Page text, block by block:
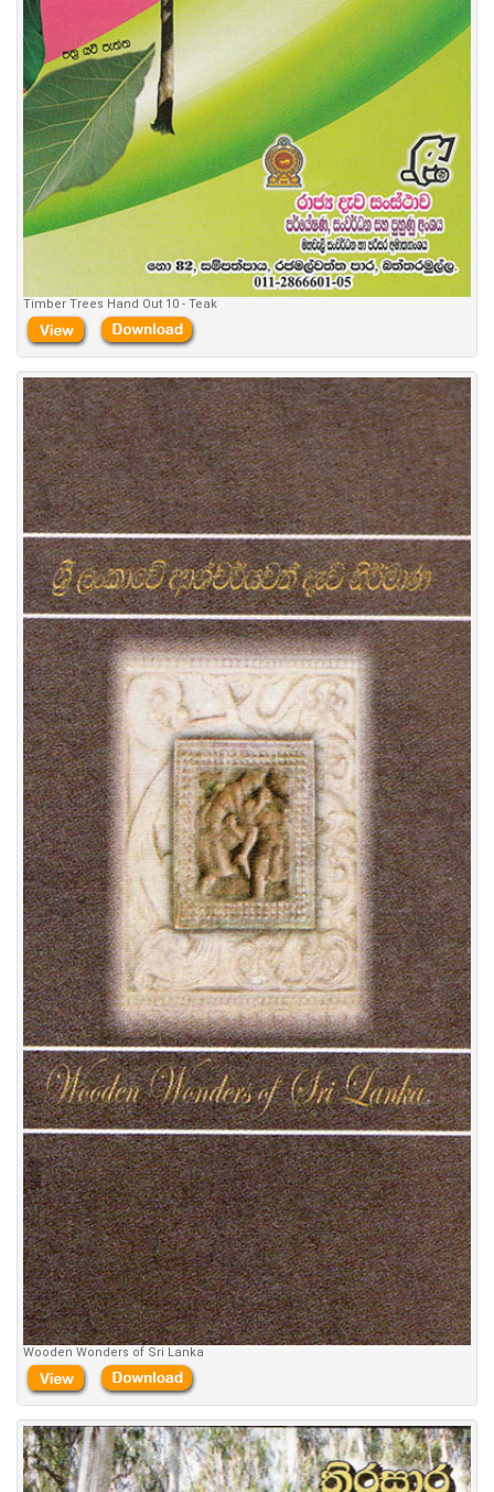
Timber Trees Hand Out 10 - Teak
Wooden Wonders of Sri Lanka